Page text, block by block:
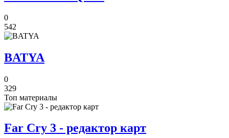
0
542
BATYA
0
329
Топ материалы
Far Cry 3 - редактор карт